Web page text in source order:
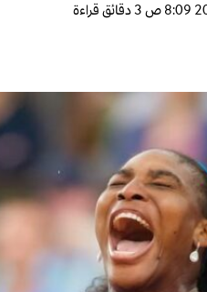
3 دقائق قراءة